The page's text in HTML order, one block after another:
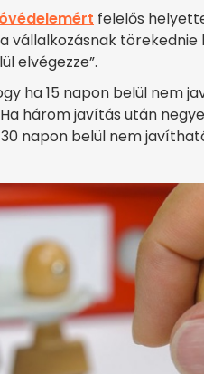
felelős
vállalkozásnak
elvégezze”.
ha 15 napon belül nem
három javítás után
napon belül nem